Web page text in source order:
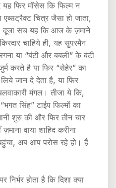
फिर मॉसेस कि फिल्म न
चित्र जैसा हो जाता,
दूजा सच यह कि आज के ज़माने
चाहिये ही, यह सुपरमैन
या “बंटी और बबली” के बंटी
करते है या फिर “सेहेर” का
लिये जान दे देता है, या फिर
मंगल। तीजा ये कि,
सिंह” टाईप फिल्मों का
शुरु की और फिर तीन चार
वाया शाहिद‍ करीना
अब आप परोस रहे हो। हैं
निर्भर होता है कि दिशा क्या